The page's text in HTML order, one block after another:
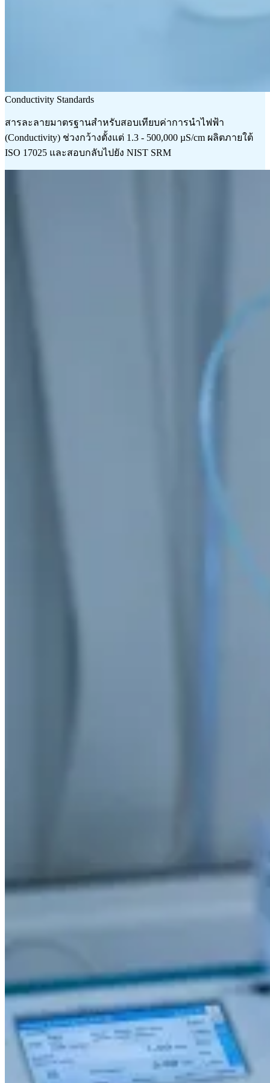
Conductivity Standards
สารละลายมาตรฐานสำหรับสอบเทียบค่าการนำไฟฟ้า
(Conductivity) ช่วงกว้างตั้งแต่ 1.3 - 500,000 µS/cm ผลิตภายใต้
ISO 17025 และสอบกลับไปยัง NIST SRM